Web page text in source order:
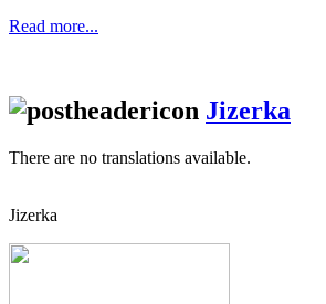
Read more...
Jizerka
There are no translations available.
Jizerka